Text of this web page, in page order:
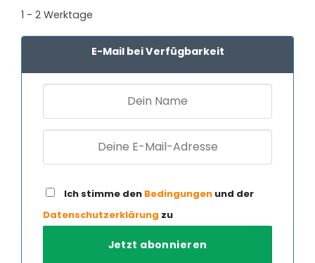
1 - 2 Werktage
E-Mail bei Verfügbarkeit
Ich stimme den Bedingungen und der
Datenschutzerklärung zu